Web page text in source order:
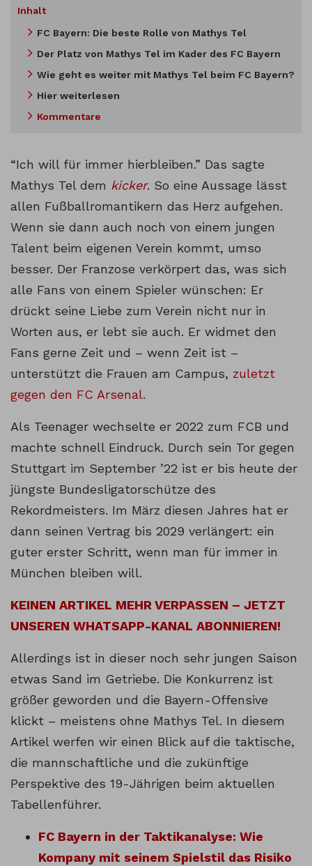
Inhalt
FC Bayern: Die beste Rolle von Mathys Tel
Der Platz von Mathys Tel im Kader des FC Bayern
Wie geht es weiter mit Mathys Tel beim FC Bayern?
Hier weiterlesen
Kommentare
“Ich will für immer hierbleiben.” Das sagte
Mathys Tel dem kicker. So eine Aussage lässt
allen Fußballromantikern das Herz aufgehen.
Wenn sie dann auch noch von einem jungen
Talent beim eigenen Verein kommt, umso
besser. Der Franzose verkörpert das, was sich
alle Fans von einem Spieler wünschen: Er
drückt seine Liebe zum Verein nicht nur in
Worten aus, er lebt sie auch. Er widmet den
Fans gerne Zeit und – wenn Zeit ist –
unterstützt die Frauen am Campus, zuletzt
gegen den FC Arsenal.
Als Teenager wechselte er 2022 zum FCB und
machte schnell Eindruck. Durch sein Tor gegen
Stuttgart im September ’22 ist er bis heute der
jüngste Bundesligatorschütze des
Rekordmeisters. Im März diesen Jahres hat er
dann seinen Vertrag bis 2029 verlängert: ein
guter erster Schritt, wenn man für immer in
München bleiben will.
KEINEN ARTIKEL MEHR VERPASSEN – JETZT
UNSEREN WHATSAPP-KANAL ABONNIEREN!
Allerdings ist in dieser noch sehr jungen Saison
etwas Sand im Getriebe. Die Konkurrenz ist
größer geworden und die Bayern-Offensive
klickt – meistens ohne Mathys Tel. In diesem
Artikel werfen wir einen Blick auf die taktische,
die mannschaftliche und die zukünftige
Perspektive des 19-Jährigen beim aktuellen
Tabellenführer.
FC Bayern in der Taktikanalyse: Wie
Kompany mit seinem Spielstil das Risiko